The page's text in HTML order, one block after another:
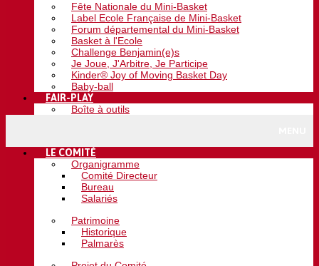
Fête Nationale du Mini-Basket
Label Ecole Française de Mini-Basket
Forum départemental du Mini-Basket
Basket à l'Ecole
Challenge Benjamin(e)s
Je Joue, J'Arbitre, Je Participe
Kinder® Joy of Moving Basket Day
Baby-ball
FAIR-PLAY
Boîte à outils
LE COMITÉ
Organigramme
Comité Directeur
Bureau
Salariés
Patrimoine
Historique
Palmarès